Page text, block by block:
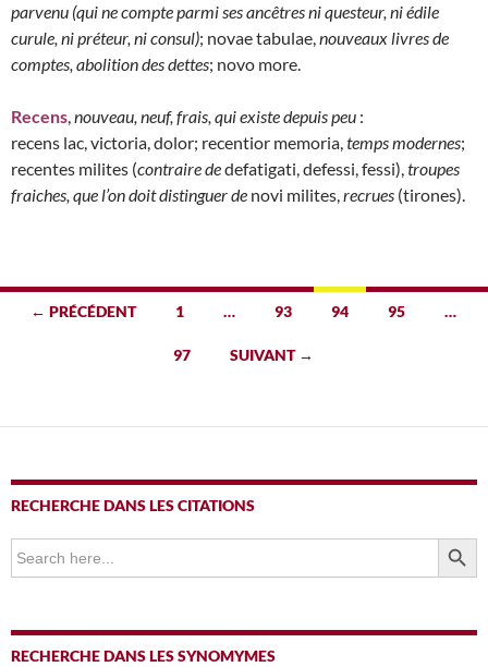
parvenu (qui ne compte parmi ses ancêtres ni questeur, ni édile
curule, ni préteur, ni consul); novae tabulae,nouveaux livres de
comptes, abolition des dettes; novo more.
Recens,nouveau, neuf, frais, qui existe depuis peu :
recens lac, victoria, dolor; recentior memoria,temps modernes;
recentes milites (contraire dedefatigati, defessi, fessi),troupes
fraiches, que l’on doit distinguer de novi milites,recrues (tirones).
Navigation
← PRÉCÉDENT 1 … 93 94 95 …
97 SUIVANT →
RECHERCHE DANS LES CITATIONS
Search
for:
SEARCH
RECHERCHE DANS LES SYNOMYMES